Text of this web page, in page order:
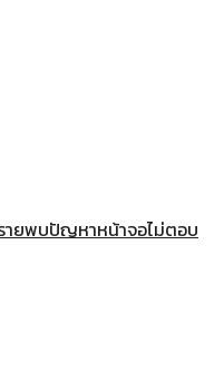
ายพบปัญหาหน้าจอไม่ตอบ